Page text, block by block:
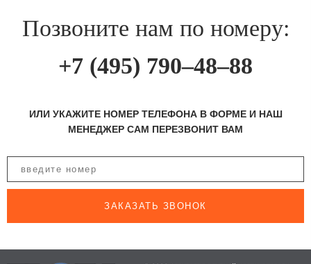
Позвоните нам по номеру:
+7 (495) 790–48–88
ИЛИ УКАЖИТЕ НОМЕР ТЕЛЕФОНА В ФОРМЕ И НАШ
МЕНЕДЖЕР САМ ПЕРЕЗВОНИТ ВАМ
ЗАКАЗАТЬ ЗВОНОК